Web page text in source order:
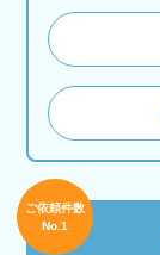
ご依頼件数
No.1